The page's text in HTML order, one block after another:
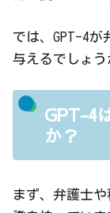
では、GPT-4が
与えるでしょう
GPT-4
か？
まず、弁護士